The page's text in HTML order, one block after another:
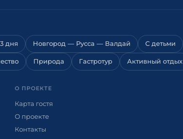
дня Новгород — Русса — Валдай С детьми
Природа Гастротур Активный отдых
О ПРОЕКТЕ
Карта гостя
О проекте
Контакты